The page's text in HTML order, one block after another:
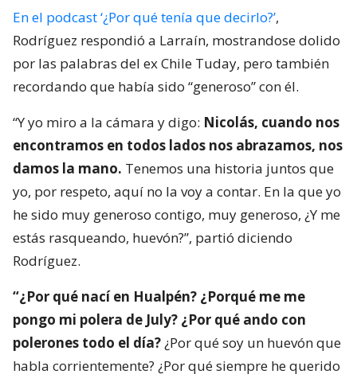
En el podcast ‘¿Por qué tenía que decirlo?’,
Rodríguez respondió a Larraín, mostrandose dolido
por las palabras del ex Chile Tuday, pero también
recordando que había sido “generoso” con él.
“Y yo miro a la cámara y digo: Nicolás, cuando nos
encontramos en todos lados nos abrazamos, nos
damos la mano. Tenemos una historia juntos que
yo, por respeto, aquí no la voy a contar. En la que yo
he sido muy generoso contigo, muy generoso, ¿Y me
estás rasqueando, huevón?”, partió diciendo
Rodríguez.
“¿Por qué nací en Hualpén? ¿Porqué me me
pongo mi polera de July? ¿Por qué ando con
polerones todo el día?¿Por qué soy un huevón que
habla corrientemente? ¿Por qué siempre he querido